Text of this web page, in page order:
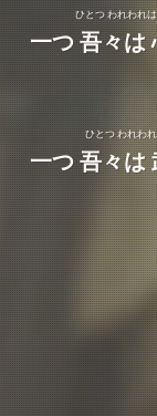
ひとつ われわれは しょうが
一つ 吾々は
極
ひとつ われわれ
一つ 吾々は
ひとつ われわ
一つ 吾々は
ひとつ われわれは
一つ 吾々は
ひとつ われわれは れい
一つ 吾々は
ひとつ われわれ
一つ 吾々は
ひとつ われわれは ちせ
一つ 吾々は
ひとつ われわれは しょうが
一つ 吾々は
極